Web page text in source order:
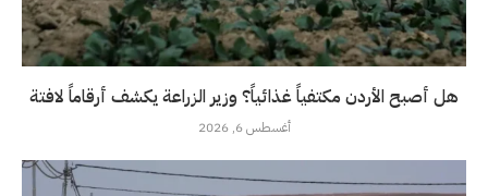
هل أصبح الأردن مكتفياً غذائياً؟ وزير الزراعة يكشف أرقاماً لافتة
أغسطس 6, 2026